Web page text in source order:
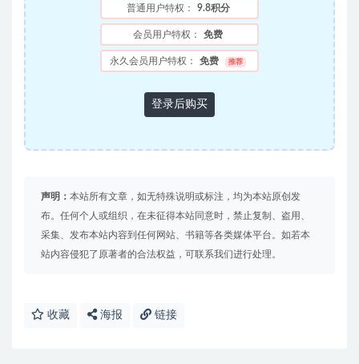
普通用户特权： 9.8积分
会员用户特权： 免费
永久会员用户特权： 免费 推荐
登录后购买
声明： 本站所有文章，如无特殊说明或标注，均为本站原创发
布。任何个人或组织，在未征得本站同意时，禁止复制、盗用、
采集、发布本站内容到任何网站、书籍等各类媒体平台。如若本
站内容侵犯了原著者的合法权益，可联系我们进行处理。
收藏 海报 链接